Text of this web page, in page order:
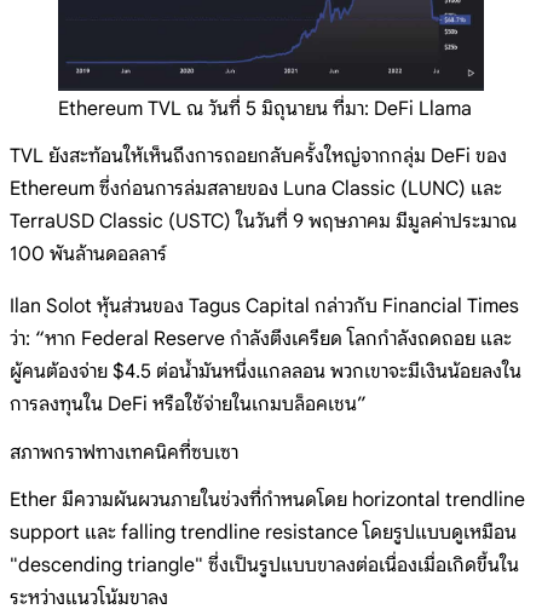
Ethereum TVL ณ วันที่ 5 มิถุนายน ที่มา: DeFi Llama
TVL ยังสะท้อนให้เห็นถึงการถอยกลับครั้งใหญ่จากกลุ่ม DeFi ของ
Ethereum ซึ่งก่อนการล่มสลายของ Luna Classic (LUNC) และ
TerraUSD Classic (USTC) ในวันที่ 9 พฤษภาคม มีมูลค่าประมาณ
100 พันล้านดอลลาร์
Ilan Solot หุ้นส่วนของ Tagus Capital กล่าวกับ Financial Times
ว่า: “หาก Federal Reserve กำลังตึงเครียด โลกกำลังถดถอย และ
ผู้คนต้องจ่าย $4.5 ต่อน้ำมันหนึ่งแกลลอน พวกเขาจะมีเงินน้อยลงใน
การลงทุนใน DeFi หรือใช้จ่ายในเกมบล็อคเชน”
สภาพกราฟทางเทคนิคที่ซบเซา
Ether มีความผันผวนภายในช่วงที่กำหนดโดย horizontal trendline
support และ falling trendline resistance โดยรูปแบบดูเหมือน
"descending triangle" ซึ่งเป็นรูปแบบขาลงต่อเนื่องเมื่อเกิดขึ้นใน
ระหว่างแนวโน้มขาลง